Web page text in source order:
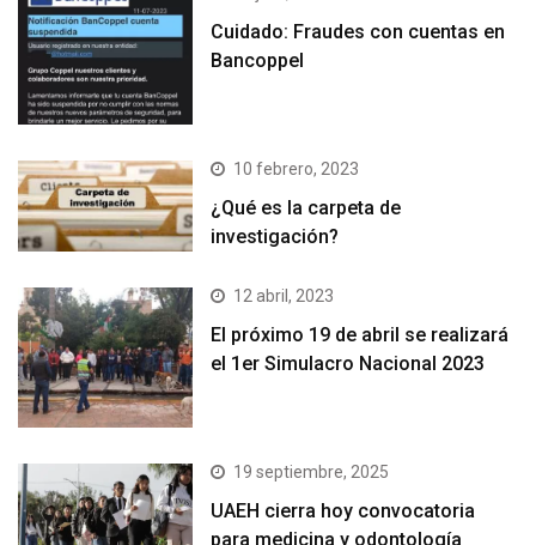
Cuidado: Fraudes con cuentas en
Bancoppel
10 febrero, 2023
¿Qué es la carpeta de
investigación?
12 abril, 2023
El próximo 19 de abril se realizará
el 1er Simulacro Nacional 2023
19 septiembre, 2025
UAEH cierra hoy convocatoria
para medicina y odontología